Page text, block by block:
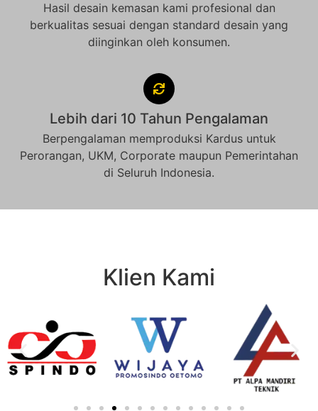
Hasil desain kemasan kami profesional dan
berkualitas sesuai dengan standard desain yang
diinginkan oleh konsumen.
Lebih dari 10 Tahun Pengalaman
Berpengalaman memproduksi Kardus untuk
Perorangan, UKM, Corporate maupun Pemerintahan
di Seluruh Indonesia.
Klien Kami